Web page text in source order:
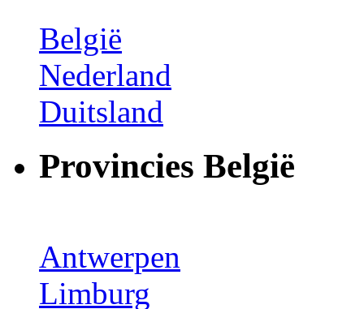
België
Nederland
Duitsland
Provincies België
Antwerpen
Limburg